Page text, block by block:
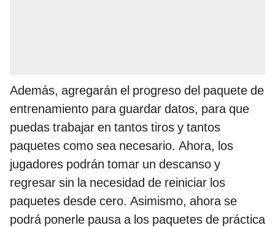
Además, agregarán el progreso del paquete de
entrenamiento para guardar datos, para que
puedas trabajar en tantos tiros y tantos
paquetes como sea necesario. Ahora, los
jugadores podrán tomar un descanso y
regresar sin la necesidad de reiniciar los
paquetes desde cero. Asimismo, ahora se
podrá ponerle pausa a los paquetes de práctica